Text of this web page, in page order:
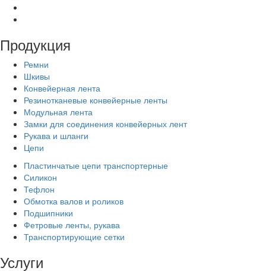
Продукция
Ремни
Шкивы
Конвейерная лента
Резинотканевые конвейерные ленты
Модульная лента
Замки для соединения конвейерных лент
Рукава и шланги
Цепи
Пластинчатые цепи транспортерные
Силикон
Тефлон
Обмотка валов и роликов
Подшипники
Фетровые ленты, рукава
Транспортирующие сетки
Услуги